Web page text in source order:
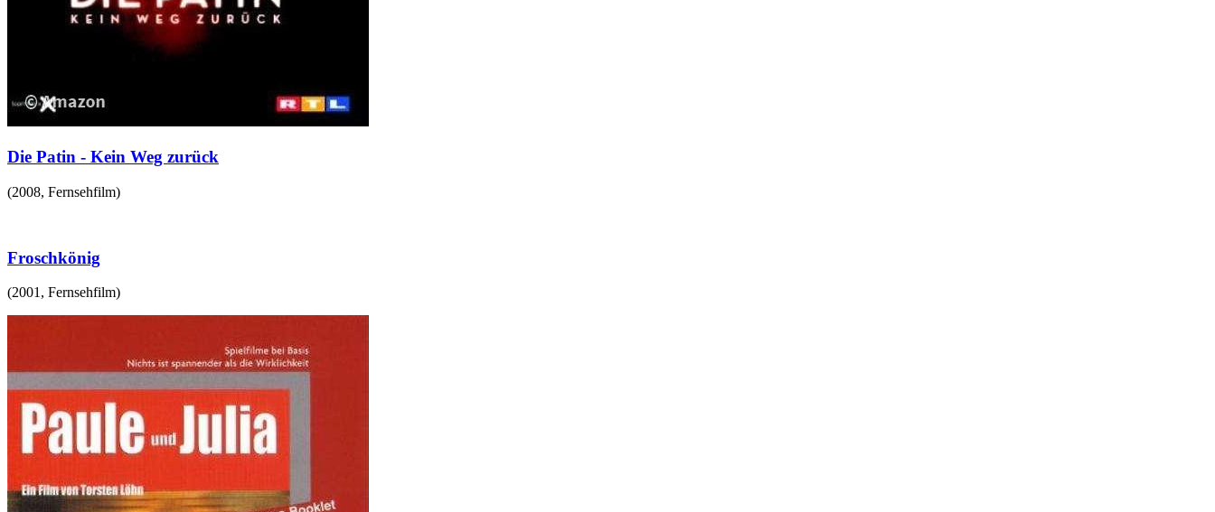
Die Patin - Kein Weg zurück
(2008, Fernsehfilm)
Froschkönig
(2001 , Fernsehfilm)